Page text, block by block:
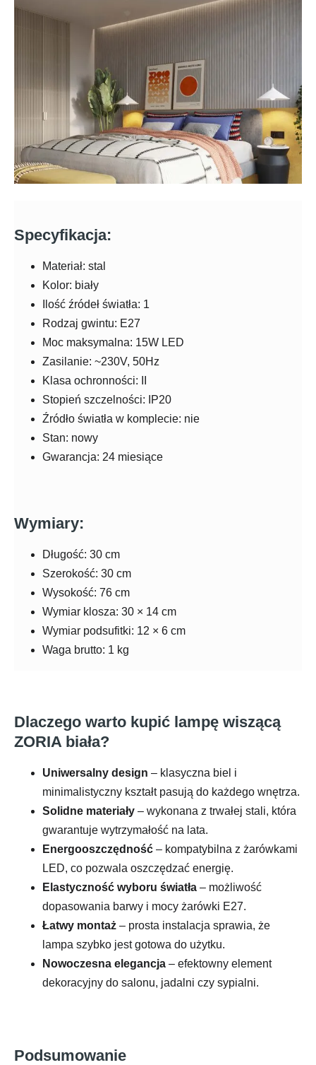
Specyfikacja:
Materiał: stal
Kolor: biały
Ilość źródeł światła: 1
Rodzaj gwintu: E27
Moc maksymalna: 15W LED
Zasilanie: ~230V, 50Hz
Klasa ochronności: II
Stopień szczelności: IP20
Źródło światła w komplecie: nie
Stan: nowy
Gwarancja: 24 miesiące
Wymiary:
Długość: 30 cm
Szerokość: 30 cm
Wysokość: 76 cm
Wymiar klosza: 30 × 14 cm
Wymiar podsufitki: 12 × 6 cm
Waga brutto: 1 kg
Dlaczego warto kupić lampę wiszącą
ZORIA biała?
Uniwersalny design – klasyczna biel i
minimalistyczny kształt pasują do każdego wnętrza.
Solidne materiały – wykonana z trwałej stali, która
gwarantuje wytrzymałość na lata.
Energooszczędność – kompatybilna z żarówkami
LED, co pozwala oszczędzać energię.
Elastyczność wyboru światła – możliwość
dopasowania barwy i mocy żarówki E27.
Łatwy montaż – prosta instalacja sprawia, że
lampa szybko jest gotowa do użytku.
Nowoczesna elegancja – efektowny element
dekoracyjny do salonu, jadalni czy sypialni.
Podsumowanie